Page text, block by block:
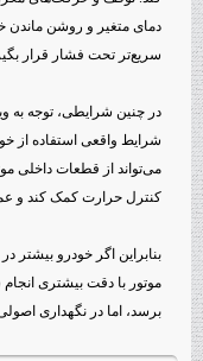
دمای متغیر و روشن ماندن
سریع‌تر تحت فشار قرار
شرایط واقعی استفاده از
می‌تواند از قطعات داخلی
کنترل حرارت کمک کند و
بنابراین اگر خودرو
موتور با دقت بیشتری
برسد، اما در نگهداری